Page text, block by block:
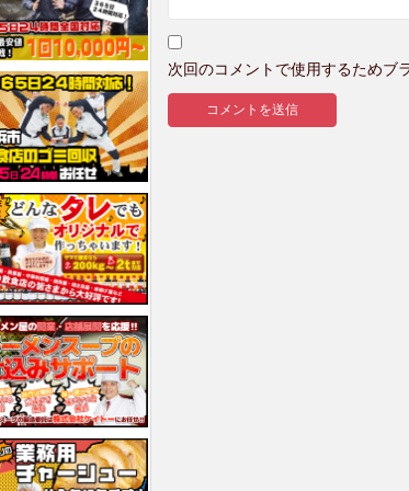
次回のコメントで使用するためブ